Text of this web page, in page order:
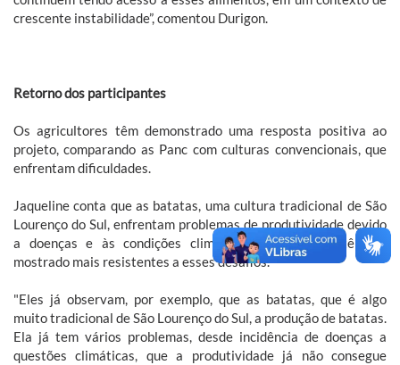
crescente instabilidade”, comentou Durigon.
Retorno dos participantes
Os agricultores têm demonstrado uma resposta positiva ao
projeto, comparando as Panc com culturas convencionais, que
enfrentam dificuldades.
Jaqueline conta que as batatas, uma cultura tradicional de São
Lourenço do Sul, enfrentam problemas de produtividade devido
a doenças e às condições climáticas. Já as Panc têm se
mostrado mais resistentes a esses desafios.
"Eles já observam, por exemplo, que as batatas, que é algo
muito tradicional de São Lourenço do Sul, a produção de batatas.
Ela já tem vários problemas, desde incidência de doenças a
questões climáticas, que a produtividade já não consegue